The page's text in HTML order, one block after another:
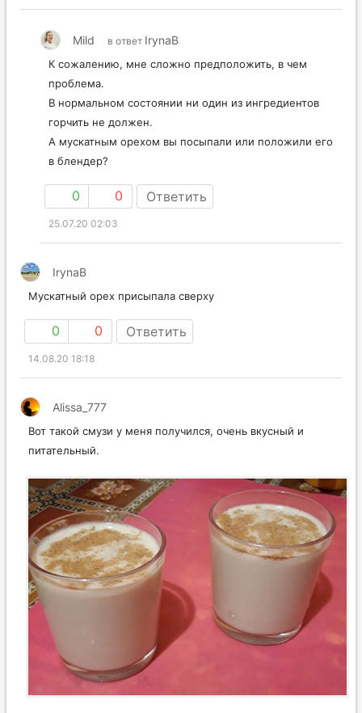
Mild в ответ IrynaB
К сожалению, мне сложно предположить, в чем
проблема.
В нормальном состоянии ни один из ингредиентов
горчить не должен.
А мускатным орехом вы посыпали или положили его
в блендер?
0 0 Ответить
25.07.20 02:03
IrynaB
Мускатный орех присыпала сверху
0 0 Ответить
14.08.20 18:18
Alissa_777
Вот такой смузи у меня получился, очень вкусный и
питательный.